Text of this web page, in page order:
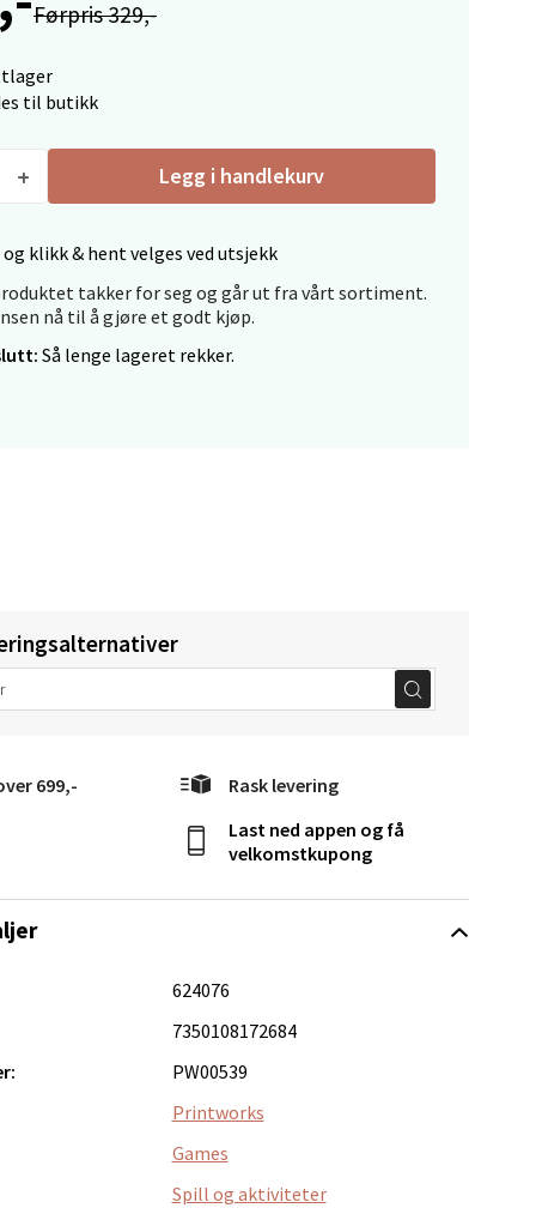
Førpris 329,-
til butikk
Legg i handlekurv
klikk & hent velges ved utsjekk
takker for seg og går ut fra vårt sortiment.
nå til å gjøre et godt kjøp.
Så lenge lageret rekker.
699,- Rask levering
Last ned appen og få
velkomstkupong
624076
7350108172684
PW00539
Printworks
Games
Spill og aktiviteter
g